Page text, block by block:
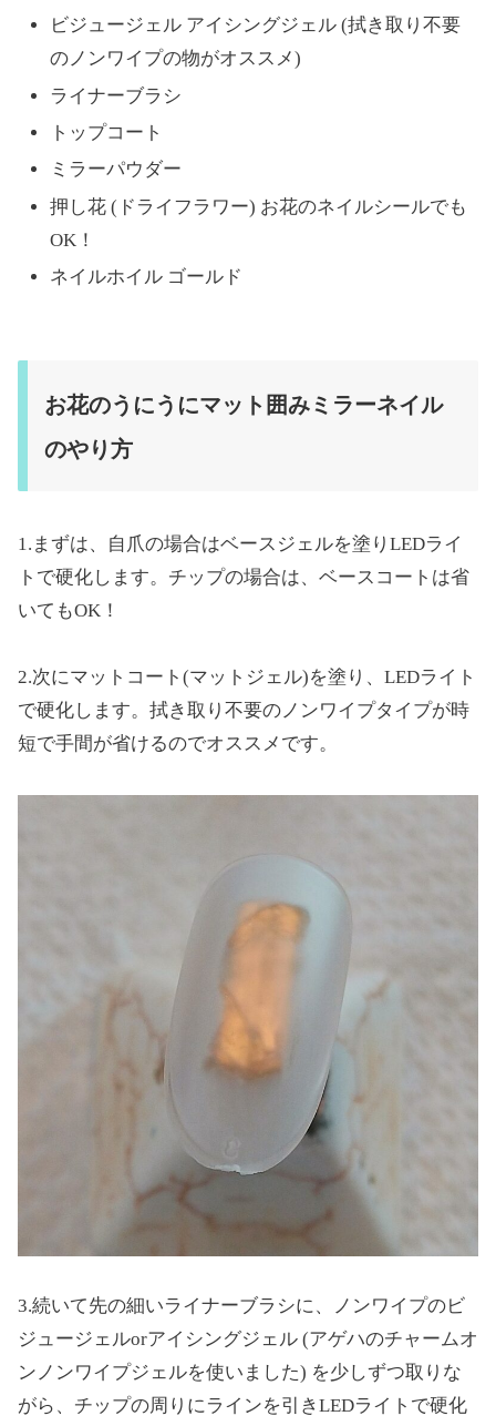
ビジュージェル アイシングジェル (拭き取り不要
のノンワイプの物がオススメ)
ライナーブラシ
トップコート
ミラーパウダー
押し花 (ドライフラワー) お花のネイルシールでも
OK！
ネイルホイル ゴールド
お花のうにうにマット囲みミラーネイル
のやり方
1.まずは、自爪の場合はベースジェルを塗りLEDライ
トで硬化します。チップの場合は、ベースコートは省
いてもOK！
2.次にマットコート(マットジェル)を塗り、LEDライト
で硬化します。拭き取り不要のノンワイプタイプが時
短で手間が省けるのでオススメです。
3.続いて先の細いライナーブラシに、ノンワイプのビ
ジュージェルorアイシングジェル (アゲハのチャームオ
ンノンワイプジェルを使いました) を少しずつ取りな
がら、チップの周りにラインを引きLEDライトで硬化